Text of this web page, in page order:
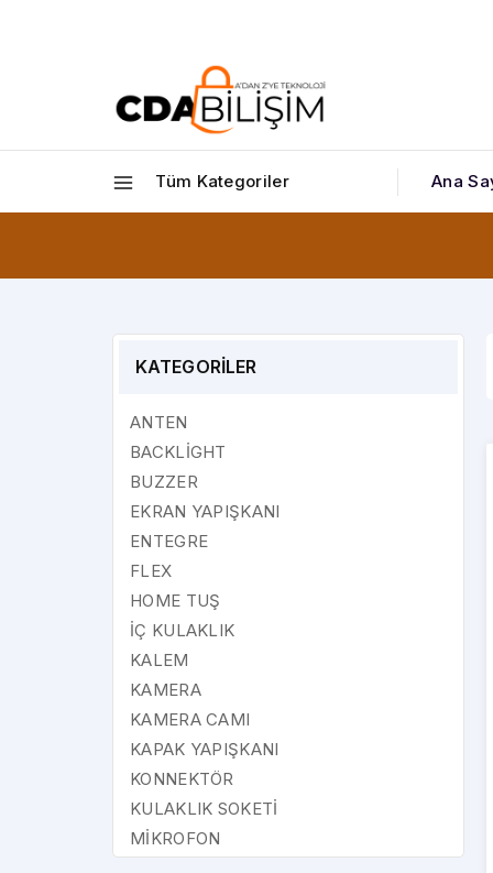
Tüm Kategoriler Ana
KATEGORİLER
ANTEN
BACKLİGHT
BUZZER
EKRAN YAPIŞKANI
ENTEGRE
FLEX
HOME TUŞ
İÇ KULAKLIK
KALEM
KAMERA
KAMERA CAMI
KAPAK YAPIŞKANI
KONNEKTÖR
KULAKLIK SOKETİ
MİKROFON